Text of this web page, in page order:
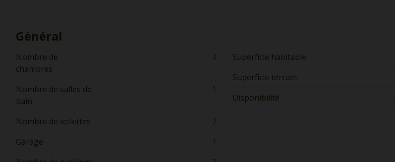
Général
Nombre de
chambres
4
Nombre de salles de
bain
1
Nombre de toilettes
2
Garage
1
Superficie habitable
Superficie terrain
Disponibilité